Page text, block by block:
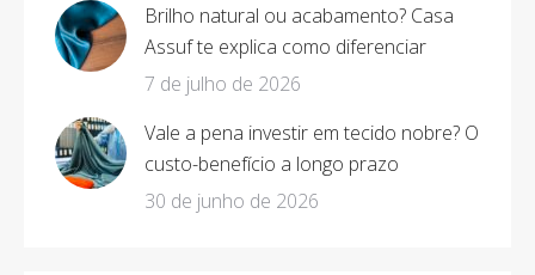
Brilho natural ou acabamento? Casa
Assuf te explica como diferenciar
7 de julho de 2026
Vale a pena investir em tecido nobre? O
custo-benefício a longo prazo
30 de junho de 2026